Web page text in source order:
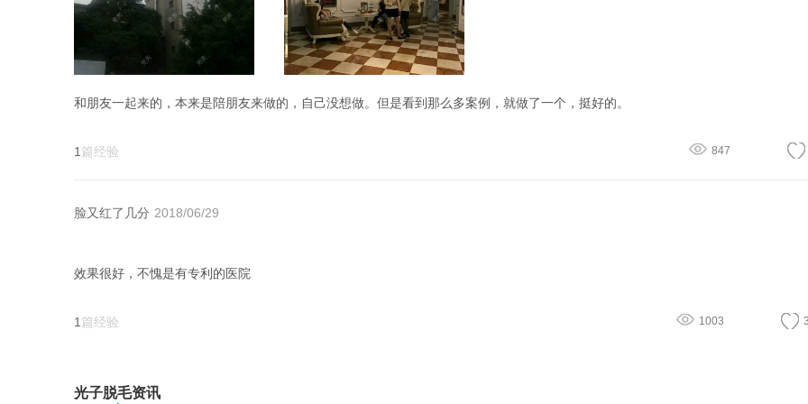
和朋友一起来的，本来是陪朋友来做的，自己没想做。但是看到那么多案例，就做了一个，挺好的。
1 篇经验 847
脸又红了几分 2018/06/29
效果很好，不愧是有专利的医院
1 篇经验 1003
光子脱毛资讯